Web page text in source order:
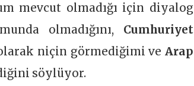
mevcut olmadığı için diyalog
olmadığını, Cumhuriyet
niçin görmediğimi veArap
söylüyor.